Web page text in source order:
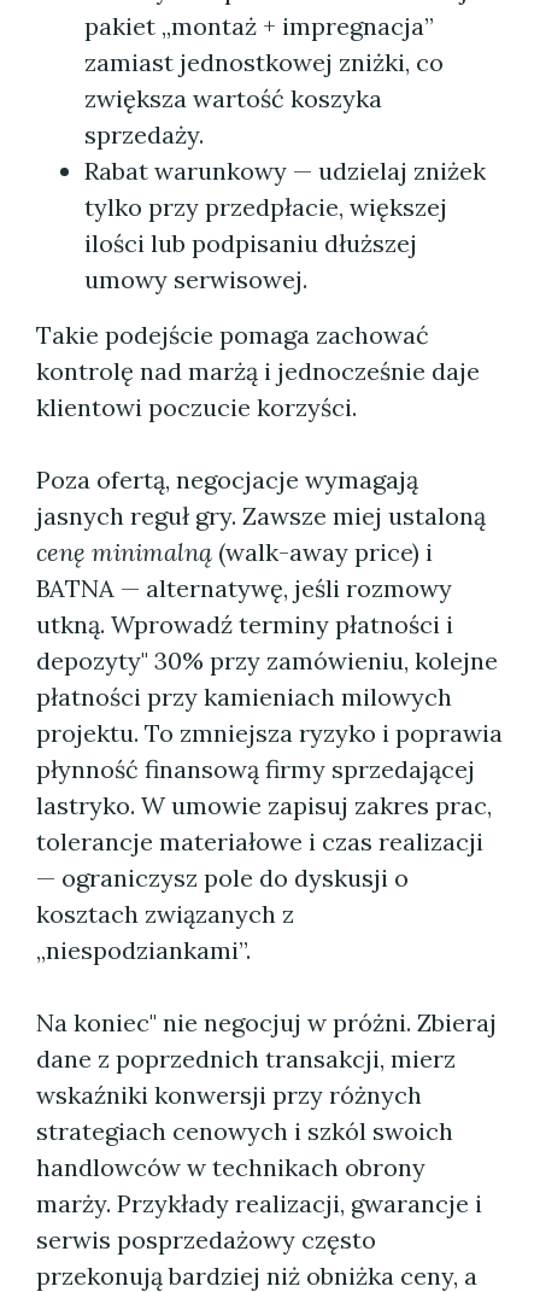
pakiet „montaż + impregnacja”
zamiast jednostkowej zniżki, co
zwiększa wartość koszyka
sprzedaży.
Rabat warunkowy — udzielaj zniżek
tylko przy przedpłacie, większej
ilości lub podpisaniu dłuższej
umowy serwisowej.
Takie podejście pomaga zachować
kontrolę nad marżą i jednocześnie daje
klientowi poczucie korzyści.
Poza ofertą, negocjacje wymagają
jasnych reguł gry. Zawsze miej ustaloną
cenę minimalną (walk-away price) i
BATNA — alternatywę, jeśli rozmowy
utkną. Wprowadź terminy płatności i
depozyty" 30% przy zamówieniu, kolejne
płatności przy kamieniach milowych
projektu. To zmniejsza ryzyko i poprawia
płynność finansową firmy sprzedającej
lastryko. W umowie zapisuj zakres prac,
tolerancje materiałowe i czas realizacji
— ograniczysz pole do dyskusji o
kosztach związanych z
„niespodziankami”.
Na koniec" nie negocjuj w próżni. Zbieraj
dane z poprzednich transakcji, mierz
wskaźniki konwersji przy różnych
strategiach cenowych i szkól swoich
handlowców w technikach obrony
marży. Przykłady realizacji, gwarancje i
serwis posprzedażowy często
przekonują bardziej niż obniżka ceny, a